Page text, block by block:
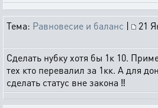
Тема: Равновесие и баланс |
21
Сделать нубку хотя бы 1к 10.
тех кто перевалил за 1кк. А для
сделать статус вне закона ‼️